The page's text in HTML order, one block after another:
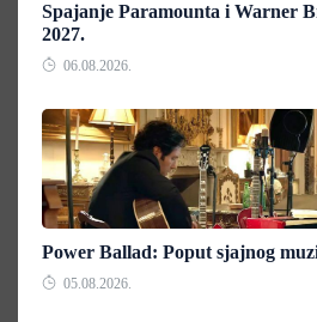
Spajanje Paramounta i Warner
2027.
06.08.2026.
Power Ballad: Poput sjajnog
05.08.2026.